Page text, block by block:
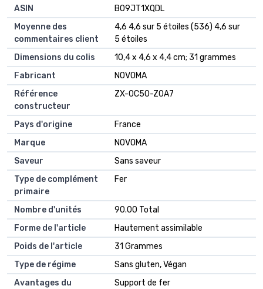
ASIN
B09JT1XQDL
Moyenne des
commentaires client
4,6 4,6 sur 5 étoiles (536) 4,6 sur
5 étoiles
Dimensions du colis
10,4 x 4,6 x 4,4 cm; 31 grammes
Fabricant
NOVOMA
Référence
constructeur
ZX-0C5O-Z0A7
Pays d'origine
France
Marque
NOVOMA
Saveur
Sans saveur
Type de complément
primaire
Fer
Nombre d'unités
90.00 Total
Forme de l'article
Hautement assimilable
Poids de l'article
31 Grammes
Type de régime
Sans gluten, Végan
Avantages du
Support de fer